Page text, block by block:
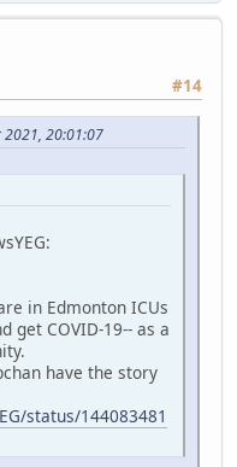
#14
2021, 20:01:07
in Edmonton ICUs
get COVID-19-- as a
have the story
status/144083481